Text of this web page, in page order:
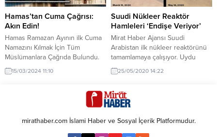
konusu röportajda Mücahid, Çin
ile ilişkileri konusunda, “Pekin,
ülkeyi yeniden inşa...
Hamas’tan Cuma Çağrısı:
Akın Edin!
Hamas Ramazan Ayının ilk Cuma
Namazını Kılmak İçin Tüm
Müslümanlara Çağrıda Bulundu.
Filistin İslami Direniş Hareketi
Hamas işgalcinin kısıtlamalarına
ayının ilk Cumasında Mescid-i
HEYETTEN YAPILAN AÇIKLAMA
Mübarek Ramazan ayının ilk
Cuma günü Kudüs’teki halkımızı
15/03/2024 11:10
Suudi Nükleer Reaktör
Hamleleri ‘Endişe Veriyor’
Mirat Haber Ajansı Suudi
Arabistan ilk nükleer reaktörünü
tamamlamaya çalışıyor. Uydu
görüntüleri silah kontrol
uzmanları arasında endişe
uluslararası izleme kurallarını
uygulamadı. Uydu fotoğrafları,
müfettişlerin reaktörün tasarımını
erken doğrulamasına izin veren
Uluslararası Atom Enerjisi Ajansı
25/05/2020 14:22
mirathaber.com İslami Haber ve Sosyal İçerik Platformudur.